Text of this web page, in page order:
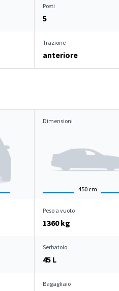
Posti
5
Trazione
anteriore
Dimensioni
450 cm
Peso a vuoto
1360 kg
Serbatoio
45 L
Bagagliaio